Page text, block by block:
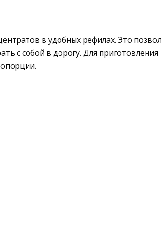
в удобных рефилах. Это
с собой в дорогу. Для